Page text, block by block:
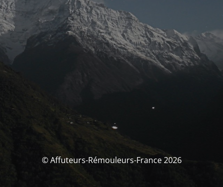
© Affuteurs-Rémouleurs-France 2026